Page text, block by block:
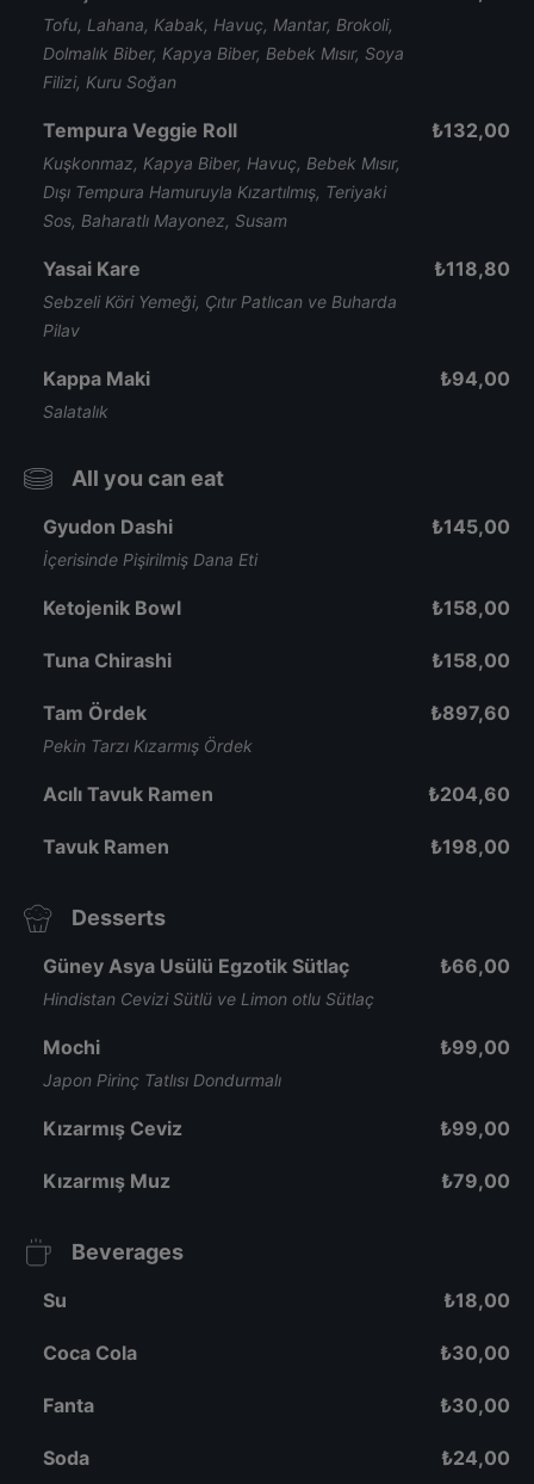
Tofu, Lahana, Kabak, Havuç, Mantar, Brokoli,
Dolmalık Biber, Kapya Biber, Bebek Mısır, Soya
Filizi, Kuru Soğan
Tempura Veggie Roll
Kuşkonmaz, Kapya Biber, Havuç, Bebek Mısır,
Dışı Tempura Hamuruyla Kızartılmış, Teriyaki
Sos, Baharatlı Mayonez, Susam
₺132,00
Yasai Kare
Sebzeli Köri Yemeği, Çıtır Patlıcan ve Buharda
Pilav
₺118,80
Kappa Maki
Salatalık
₺94,00
All you can eat
Gyudon Dashi
İçerisinde Pişirilmiş Dana Eti
₺145,00
Ketojenik Bowl ₺158,00
Tuna Chirashi ₺158,00
Tam Ördek
Pekin Tarzı Kızarmış Ördek
₺897,60
Acılı Tavuk Ramen ₺204,60
Tavuk Ramen ₺198,00
Desserts
Güney Asya Usülü Egzotik Sütlaç
Hindistan Cevizi Sütlü ve Limon otlu Sütlaç
₺66,00
Mochi
Japon Pirinç Tatlısı Dondurmalı
₺99,00
Kızarmış Ceviz ₺99,00
Kızarmış Muz ₺79,00
Beverages
Su ₺18,00
Coca Cola ₺30,00
Fanta ₺30,00
Soda ₺24,00